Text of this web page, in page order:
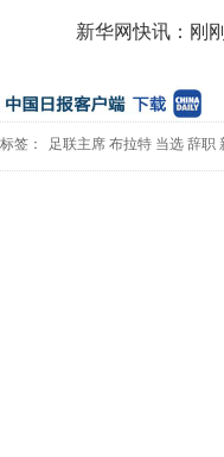
新华网快讯：刚刚
标签： 足联主席 布拉特 当选 辞职